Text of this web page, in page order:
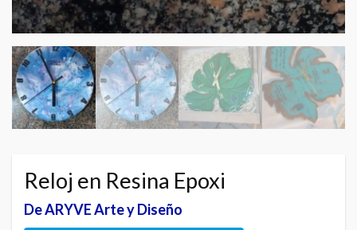
Reloj en Resina Epoxi
De ARYVE Arte y Diseño